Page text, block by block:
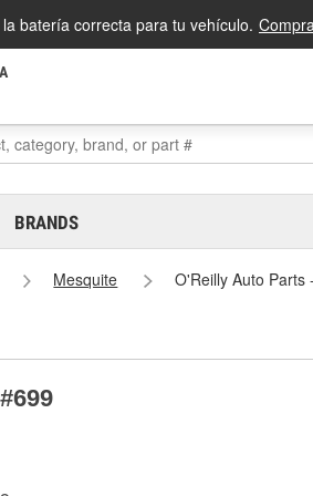
batería correcta para tu vehículo.
BRANDS
Mesquite O'Reilly Auto Parts